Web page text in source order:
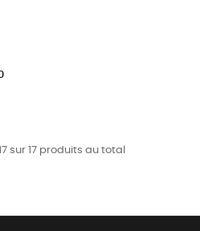
sur 17 produits au total